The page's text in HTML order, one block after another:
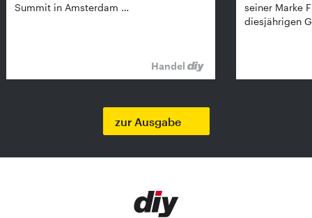
Summit in Amsterdam …
Handel
seiner Marke
diesjährigen
zur Ausgabe